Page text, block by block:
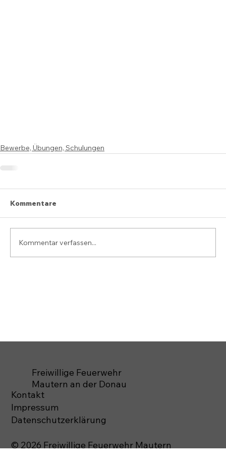
Bewerbe, Übungen, Schulungen
Kommentare
Kommentar verfassen...
Kontakt
Impressum
Datenschutzerklärung
© 2026 Freiwillige Feuerwehr Mautern
Freiwillige Feuerwehr
Mautern an der Donau